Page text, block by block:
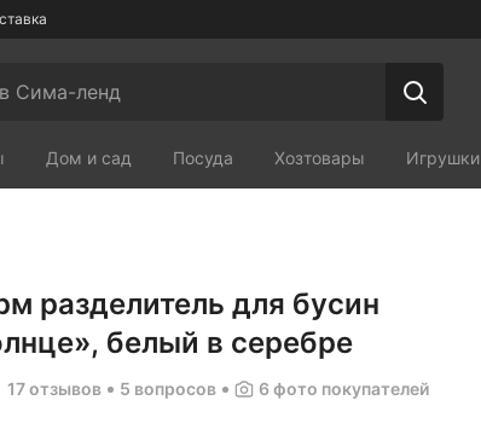
Дом и сад Посуда Хозтовары Игрушки
разделитель для бусин
белый в серебре
17 отзывов 5 вопросов 6фото покупателей